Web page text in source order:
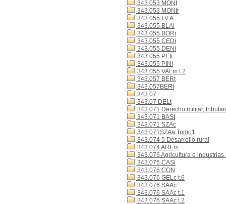
343.053 MONt
343.053 MONtr
343.055 I.V.A
343.055 BLAi
343.055 BORi
343.055 CEDi
343.055 DENi
343.055 PEIi
343.055 PINi
343.055 VALm t.2
343.057 BERt
343.057BERi
343.07
343.07 DELt
343.071 Derecho militar,
343.071 BASt
343.071 SZAc
343.071SZAa Tomo1
343.074 5 Desarrollo rural
343.074 AREm
343.076 Agricultura e industrias
343.076 CASi
343.076 CON
343.076 GELc t.6
343.076 SAAc
343.076 SAAc t.1
343.076 SAAc t.2